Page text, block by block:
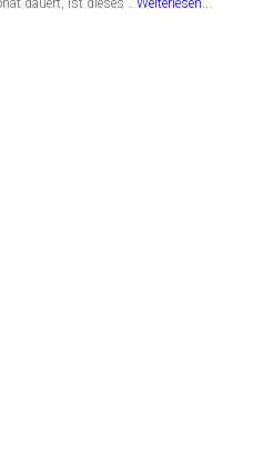
dauert, ist dieses …Weiterlesen...